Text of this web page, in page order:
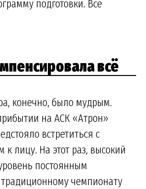
подготовки. Всё
всё
конечно, было мудрым.
на АСК «Атрон»
встретиться с
лицу. На этот раз, высокий
постоянным
чемпионату